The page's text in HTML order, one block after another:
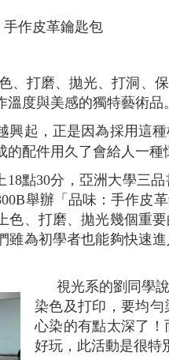
手作皮革鑰匙包
、打磨、拋光、打洞、
度與美感的獨特藝術品。
興起，正是因為採用這
配件用久了會給人一種
18點30分，亞洲大學三
舉辦「品味：手作皮
色、打磨、拋光幾個重
雖為初學者也能夠快速
視光系的劉同學
染色及打印，要均
心染的有點太深了
好玩，此活動是很特